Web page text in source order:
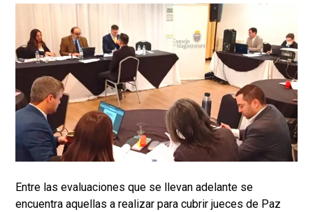
Entre las evaluaciones que se llevan adelante se
encuentra aquellas a realizar para cubrir jueces de Paz